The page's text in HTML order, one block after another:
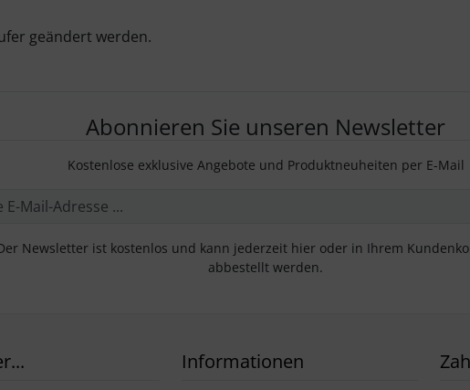
geändert werden.
Abonnieren Sie unseren Newsletter
Kostenlose exklusive Angebote und Produktneuheiten per E-Mail
Newsletter ist kostenlos und kann jederzeit hier oder in Ihrem
abbestellt werden.
Informationen